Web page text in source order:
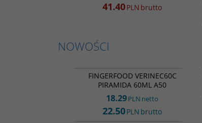
41.40PLN brutto
NOWOŚCI
NOWOŚĆ
FINGERFOOD VERINEC60C
PIRAMIDA 60ML A50
18.29PLN netto
22.50PLN brutto